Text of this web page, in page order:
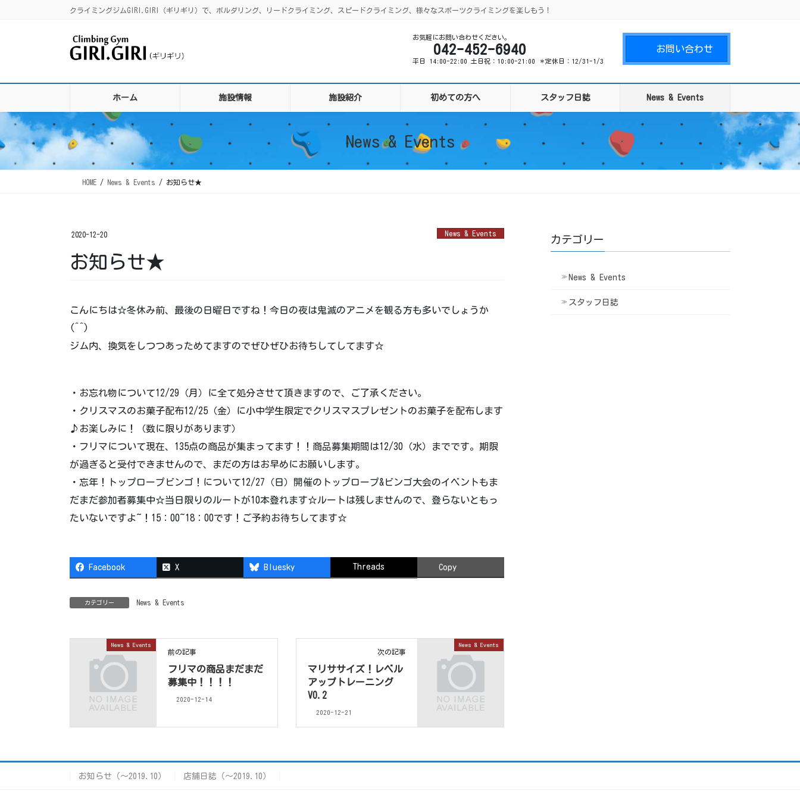
クライミングジムGIRI.GIRI（ギリギリ）で、ボルダリング、リードクライミング、スピードクライミング、様々なスポーツクライミングを楽しもう！
お気軽にお問い合わせください。
042-452-6940
平日 14:00-22:00 土日祝：10:00-21:00 ＊定休日：12/31-1/3
お問い合わせ
ホーム 施設情報 施設紹介 初めての方へ スタッフ日誌 News & Events
News & Events
HOME News & Events お知らせ★
2020-12-20 News & Events
お知らせ★
こんにちは☆冬休み前、最後の日曜日ですね！今日の夜は鬼滅のアニメを観る方も多いでしょうか
(^^)
ジム内、換気をしつつあっためてますのでぜひぜひお待ちしてしてます☆
・お忘れ物について12/29（月）に全て処分させて頂きますので、ご了承ください。
・クリスマスのお菓子配布12/25（金）に小中学生限定でクリスマスプレゼントのお菓子を配布します
♪お楽しみに！（数に限りがあります）
・フリマについて現在、135点の商品が集まってます！！商品募集期間は12/30（水）までです。期限
が過ぎると受付できませんので、まだの方はお早めにお願いします。
・忘年！トップロープビンゴ！について12/27（日）開催のトップロープ&ビンゴ大会のイベントもま
だまだ参加者募集中☆当日限りのルートが10本登れます☆ルートは残しませんので、登らないともっ
たいないですよ~！15：00~18：00です！ご予約お待ちしてます☆
Facebook X Bluesky Threads Copy
カテゴリー News & Events
News & Events
前の記事
フリマの商品まだまだ
募集中！！！！
2020-12-14
News & Events
次の記事
マリササイズ！レベル
アップトレーニング
VO.2
2020-12-21
カテゴリー
News & Events
スタッフ日誌
お知らせ（〜2019.10） 店舗日誌（〜2019.10）